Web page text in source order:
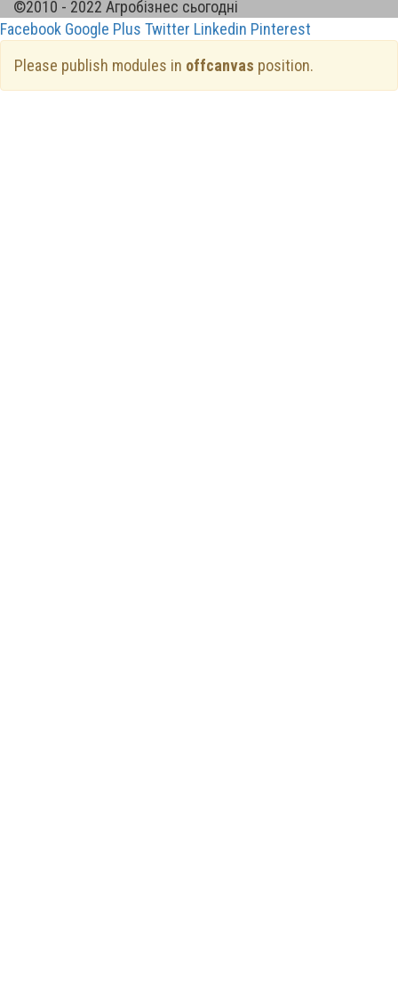
©2010 - 2022 Агробізнес сьогодні
Facebook Google Plus Twitter Linkedin Pinterest
Please publish modules in offcanvas position.